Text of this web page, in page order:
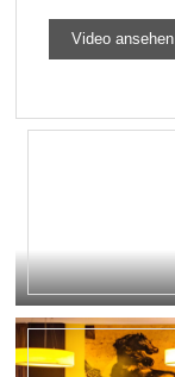
Video ansehen